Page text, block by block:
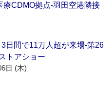
療CDMO拠点‐羽田空港隣接
3日間で11万人超が来場‐第26
トアショー
日 (木)